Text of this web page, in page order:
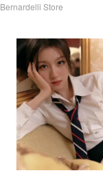
Bernardelli Store